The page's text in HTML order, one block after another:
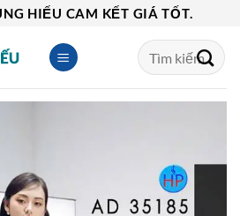
HIẾU CAM KẾT GIÁ TỐT.
Tìm
kiếm: